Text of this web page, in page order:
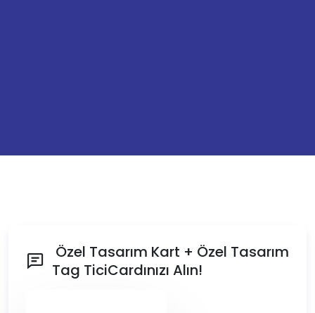
Özel Tasarım Kart + Özel Tasarım
Tag TiciCardınızı Alın!